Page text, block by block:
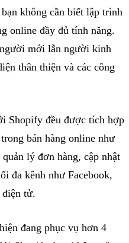
bạn không cần biết lập trình
online đầy đủ tính năng.
mới lẫn người kinh
thân thiện và các công
Shopify đều được tích hợp
bán hàng online như
lý đơn hàng, cập nhật
đa kênh như Facebook,
điện tử.
hiện đang phục vụ hơn 4